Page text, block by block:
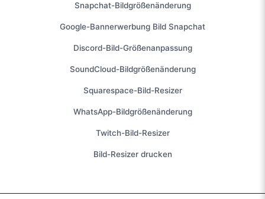
Snapchat-Bildgrößenänderung
Google-Bannerwerbung Bild Snapchat
Discord-Bild-Größenanpassung
SoundCloud-Bildgrößenänderung
Squarespace-Bild-Resizer
WhatsApp-Bildgrößenänderung
Twitch-Bild-Resizer
Bild-Resizer drucken